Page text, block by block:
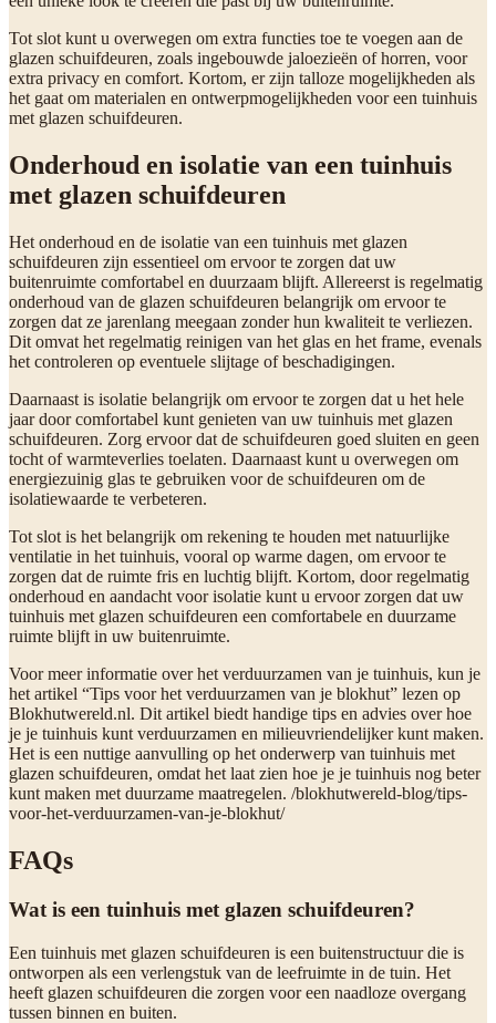
Tot slot kunt u overwegen om extra functies toe te voegen aan de
glazen schuifdeuren, zoals ingebouwde jaloezieën of horren, voor
extra privacy en comfort. Kortom, er zijn talloze mogelijkheden als
het gaat om materialen en ontwerpmogelijkheden voor een tuinhuis
met glazen schuifdeuren.
Onderhoud en isolatie van een tuinhuis
met glazen schuifdeuren
Het onderhoud en de isolatie van een tuinhuis met glazen
schuifdeuren zijn essentieel om ervoor te zorgen dat uw
buitenruimte comfortabel en duurzaam blijft. Allereerst is regelmatig
onderhoud van de glazen schuifdeuren belangrijk om ervoor te
zorgen dat ze jarenlang meegaan zonder hun kwaliteit te verliezen.
Dit omvat het regelmatig reinigen van het glas en het frame, evenals
het controleren op eventuele slijtage of beschadigingen.
Daarnaast is isolatie belangrijk om ervoor te zorgen dat u het hele
jaar door comfortabel kunt genieten van uw tuinhuis met glazen
schuifdeuren. Zorg ervoor dat de schuifdeuren goed sluiten en geen
tocht of warmteverlies toelaten. Daarnaast kunt u overwegen om
energiezuinig glas te gebruiken voor de schuifdeuren om de
isolatiewaarde te verbeteren.
Tot slot is het belangrijk om rekening te houden met natuurlijke
ventilatie in het tuinhuis, vooral op warme dagen, om ervoor te
zorgen dat de ruimte fris en luchtig blijft. Kortom, door regelmatig
onderhoud en aandacht voor isolatie kunt u ervoor zorgen dat uw
tuinhuis met glazen schuifdeuren een comfortabele en duurzame
ruimte blijft in uw buitenruimte.
Voor meer informatie over het verduurzamen van je tuinhuis, kun je
het artikel “Tips voor het verduurzamen van je blokhut” lezen op
Blokhutwereld.nl. Dit artikel biedt handige tips en advies over hoe
je je tuinhuis kunt verduurzamen en milieuvriendelijker kunt maken.
Het is een nuttige aanvulling op het onderwerp van tuinhuis met
glazen schuifdeuren, omdat het laat zien hoe je je tuinhuis nog beter
kunt maken met duurzame maatregelen. /blokhutwereld-blog/tips-
voor-het-verduurzamen-van-je-blokhut/
FAQs
Wat is een tuinhuis met glazen schuifdeuren?
Een tuinhuis met glazen schuifdeuren is een buitenstructuur die is
ontworpen als een verlengstuk van de leefruimte in de tuin. Het
heeft glazen schuifdeuren die zorgen voor een naadloze overgang
tussen binnen en buiten.